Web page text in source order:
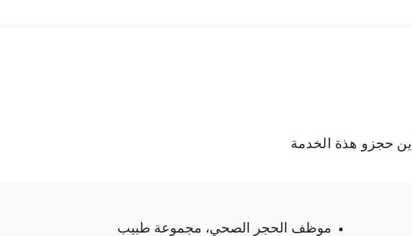
حجزو هذة الخدمة
موظف الحجر الصحي، مجموعة طبيب